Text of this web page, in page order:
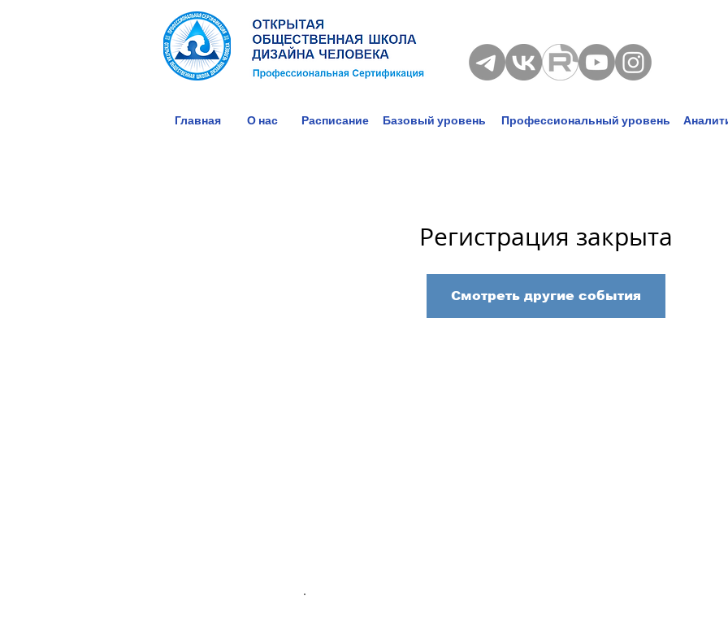
Главная О нас Расписание Базовый уровень Профессиональный уровень
Регистрация закрыта
Смотреть другие события